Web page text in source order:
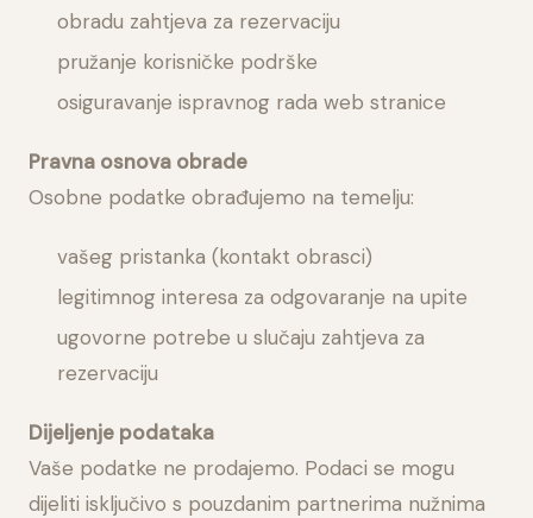
obradu zahtjeva za rezervaciju
pružanje korisničke podrške
osiguravanje ispravnog rada web stranice
Pravna osnova obrade
Osobne podatke obrađujemo na temelju:
vašeg pristanka (kontakt obrasci)
legitimnog interesa za odgovaranje na upite
ugovorne potrebe u slučaju zahtjeva za
rezervaciju
Dijeljenje podataka
Vaše podatke ne prodajemo. Podaci se mogu
dijeliti isključivo s pouzdanim partnerima nužnima